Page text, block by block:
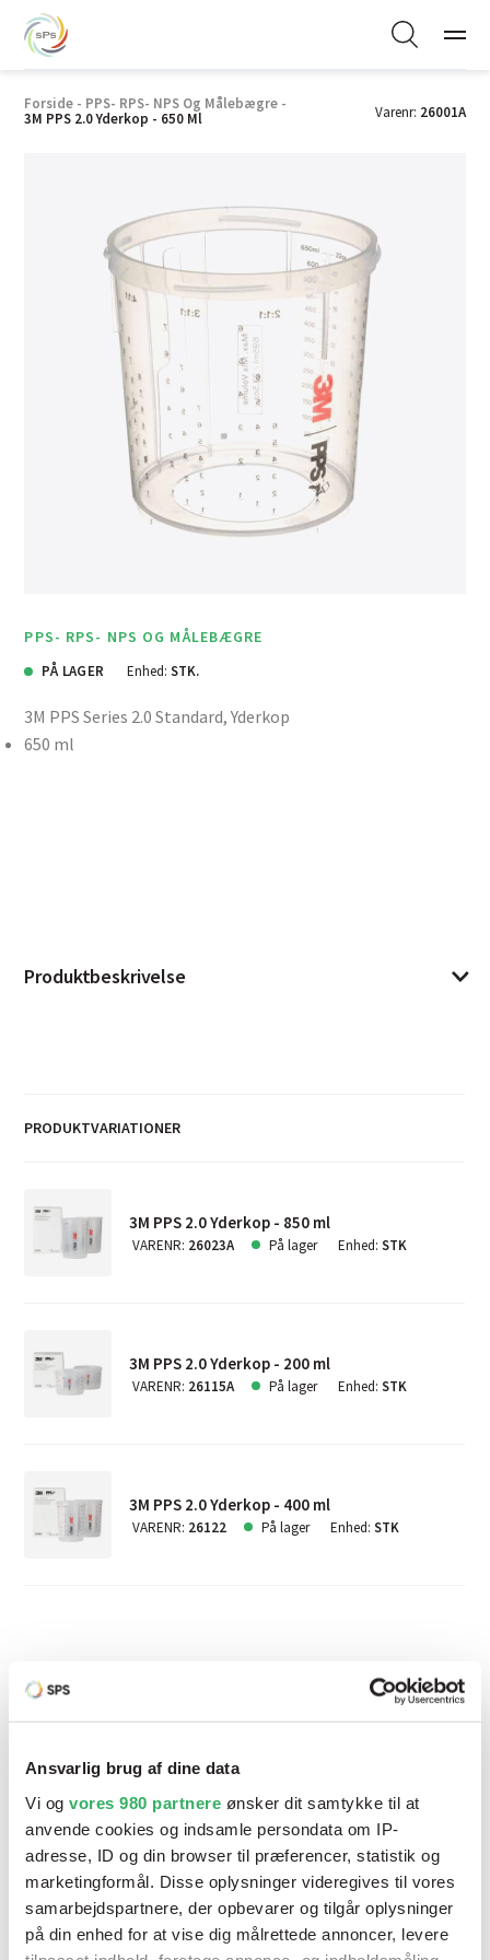
Ansvarlig brug af dine data
Vi og vores 980 partnere ønsker dit samtykke til at
anvende cookies og indsamle persondata om IP-
adresse, ID og din browser til præferencer, statistik og
marketingformål. Disse oplysninger videregives til vores
samarbejdspartnere, der opbevarer og tilgår oplysninger
på din enhed for at vise dig målrettede annoncer, levere
Forside - PPS- RPS- NPS Og Målebægre -
3M PPS 2.0 Yderkop - 650 Ml
Varenr: 26001A
PPS- RPS- NPS OG MÅLEBÆGRE
PÅ LAGER Enhed: STK.
3M PPS Series 2.0 Standard, Yderkop
650 ml
Produktbeskrivelse
PRODUKTVARIATIONER
3M PPS 2.0 Yderkop - 850 ml
VARENR: 26023A På lager Enhed:STK
3M PPS 2.0 Yderkop - 200 ml
VARENR: 26115A På lager Enhed:STK
3M PPS 2.0 Yderkop - 400 ml
VARENR: 26122 På lager Enhed:STK
Relaterede produkter
FLERE VARIANTER